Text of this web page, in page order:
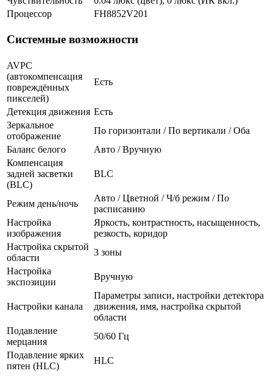
Процессор
FH8852V201
Системные возможности
AVPC
(автокомпенсация
повреждённых
пикселей)
Есть
Детекция движения Есть
Зеркальное
отображение
По горизонтали / По вертикали / Оба
Баланс белого
Авто / Вручную
Компенсация
задней засветки
(BLC)
BLC
Режим день/ночь
Авто / Цветной / Ч/б режим / По
расписанию
Настройка
изображения
Яркость, контрастность, насыщенность,
резкость, коридор
Настройка скрытой
области
3 зоны
Настройка
экспозиции
Вручную
Настройки канала
Параметры записи, настройки детектора
движения, имя, настройка скрытой
области
Подавление
мерцания
50/60 Гц
Подавление ярких
пятен (HLC)
HLC